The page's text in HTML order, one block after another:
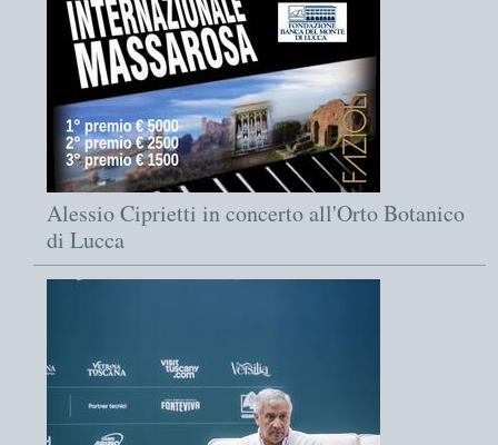
Alessio Ciprietti in concerto all'Orto Botanico
di Lucca